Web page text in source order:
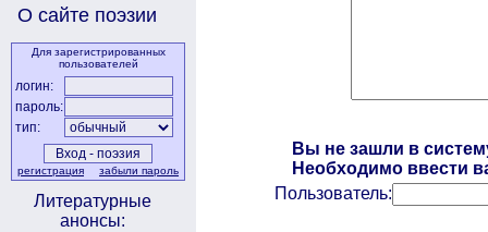
О сайте поэзии
Для зарегистрированных
пользователей
логин:
пароль:
тип:
регистрация забыли пароль
Литературные
анонсы:
Вы не зашли в
Необходимо ввести
Пользователь: